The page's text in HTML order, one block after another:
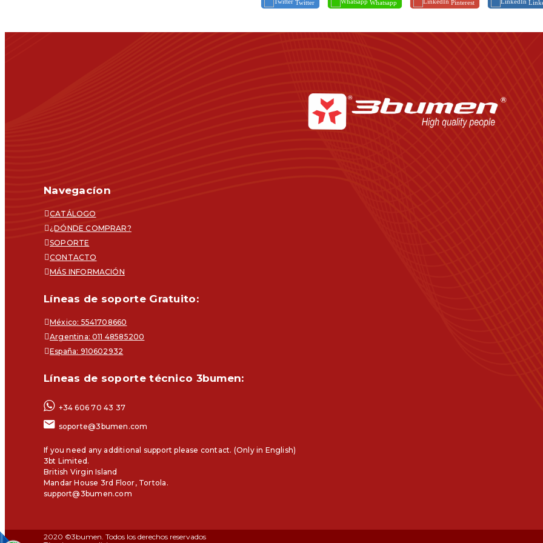
Twitter Whatsapp Pinterest
Navegacíon
CATÁLOGO
¿DÓNDE COMPRAR?
SOPORTE
CONTACTO
MÁS INFORMACIÓN
Líneas de soporte Gratuito:
México: 5541708660
Argentina: 011 48585200
España: 910602932
Líneas de soporte técnico 3bumen:
+34 606 70 43 37
soporte@3bumen.com
If you need any additional support please contact. (Only in English)
3bt Limited.
British Virgin Island
Mandar House 3rd Floor, Tortola.
support@3bumen.com
2020 ©3bumen. Todos los derechos reservados